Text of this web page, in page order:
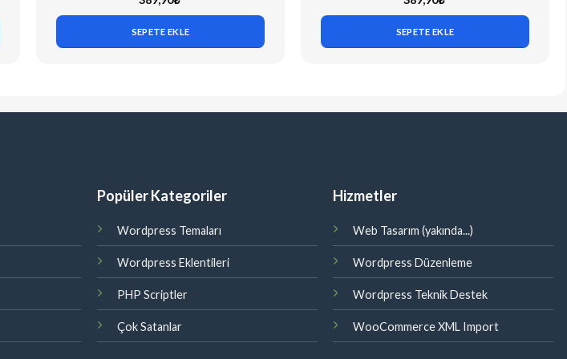
SEPETE EKLE SEPETE EKLE
Popüler Kategoriler
Wordpress Temaları
Wordpress Eklentileri
PHP Scriptler
Çok Satanlar
Hizmetler
Web Tasarım (yakında...)
Wordpress Düzenleme
Wordpress Teknik Destek
WooCommerce XML Import